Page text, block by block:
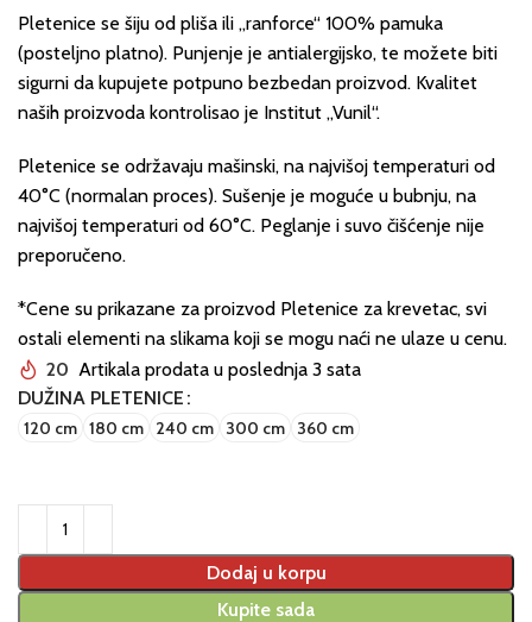
Pletenice se šiju od pliša ili „ranforce“ 100% pamuka
(posteljno platno). Punjenje je antialergijsko, te možete biti
sigurni da kupujete potpuno bezbedan proizvod. Kvalitet
naših proizvoda kontrolisao je Institut „Vunil“.
Pletenice se održavaju mašinski, na najvišoj temperaturi od
40°C (normalan proces). Sušenje je moguće u bubnju, na
najvišoj temperaturi od 60°C. Peglanje i suvo čišćenje nije
preporučeno.
*Cene su prikazane za proizvod Pletenice za krevetac, svi
ostali elementi na slikama koji se mogu naći ne ulaze u cenu.
20 Artikala prodata u poslednja 3 sata
DUŽINA PLETENICE
120 cm 180 cm 240 cm 300 cm 360 cm
Dodaj u korpu
Kupite sada